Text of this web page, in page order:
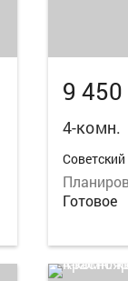
9 450
4-комн.
Готовое